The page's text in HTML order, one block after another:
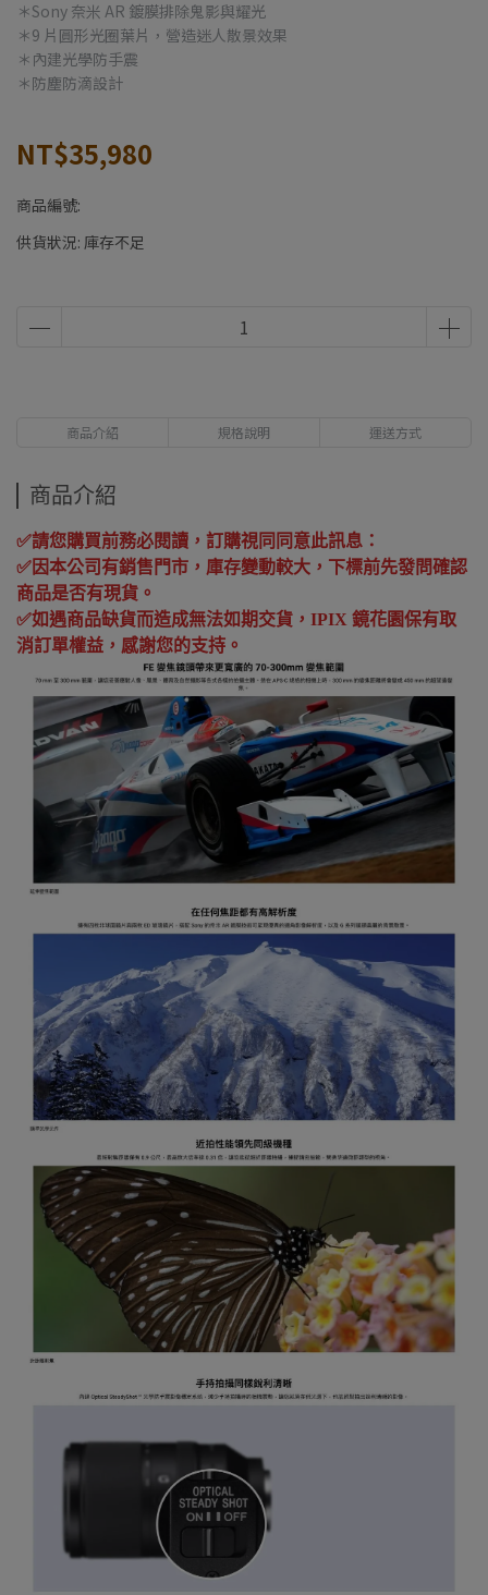
＊Sony 奈米 AR 鍍膜排除鬼影與耀光
＊9 片圓形光圈葉片，營造迷人散景效果
＊內建光學防手震
＊防塵防滴設計
NT$35,980
商品編號:
供貨狀況: 庫存不足
商品介紹 規格說明 運送方式
商品介紹
✅請您購買前務必閱讀，訂購視同同意此訊息：
✅因本公司有銷售門市，庫存變動較大，下標前先發問確認
商品是否有現貨。
✅如遇商品缺貨而造成無法如期交貨， IPIX 鏡花園保有取
消訂單權益，感謝您的支持。